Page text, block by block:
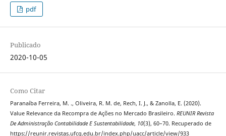
pdf
Publicado
2020-10-05
Como Citar
Paranaíba Ferreira, M. ., Oliveira, R. M. de, Rech, I. J., & Zanolla, E. (2020).
Value Relevance da Recompra de Ações no Mercado Brasileiro. REUNIR Revista
De Administração Contabilidade E Sustentabilidade, 10(3), 60–70. Recuperado de
https://reunir.revistas.ufcg.edu.br/index.php/uacc/article/view/933